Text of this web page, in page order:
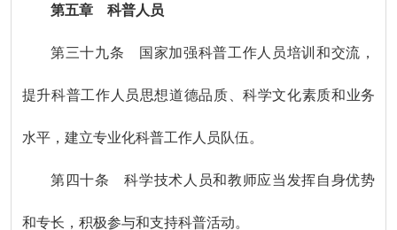
第五章 科普人员
第三十九条 国家加强科普工作人员培训和交流，
提升科普工作人员思想道德品质、科学文化素质和业务
水平，建立专业化科普工作人员队伍。
第四十条 科学技术人员和教师应当发挥自身优势
和专长，积极参与和支持科普活动。